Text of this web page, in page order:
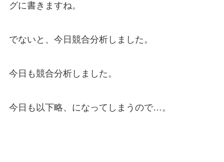
グに書きますね。
でないと、今日競合分析しました。
今日も競合分析しました。
今日も以下略、になってしまうので…。